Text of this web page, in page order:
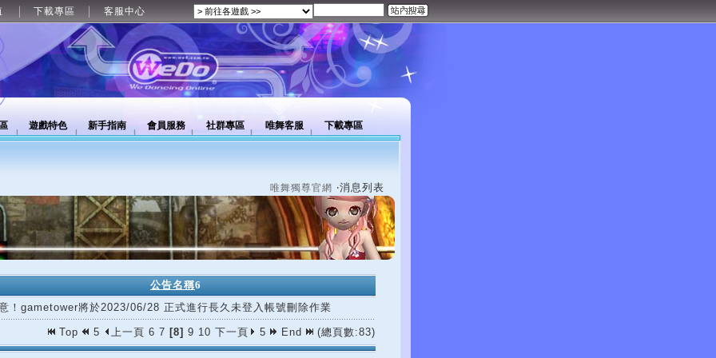
下載專區 客服中心
遊戲特色 新手指南 會員服務 社群專區 唯舞客服 下載專區
唯舞獨尊官網 ‧消息列表
公告名稱6
！gametower將於2023/06/28 正式進行長久未登入帳號刪除作業
Top 5 上一頁 6 7 [8] 9 10 下一頁 5 End (總頁數:83)